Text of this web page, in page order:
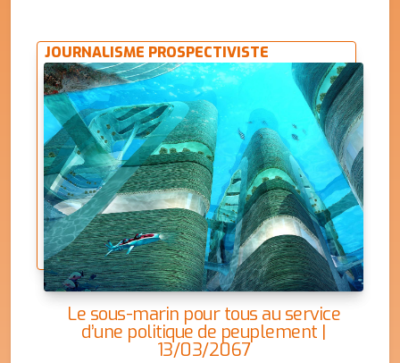
JOURNALISME PROSPECTIVISTE
Le sous-marin pour tous au service
d’une politique de peuplement |
13/03/2067